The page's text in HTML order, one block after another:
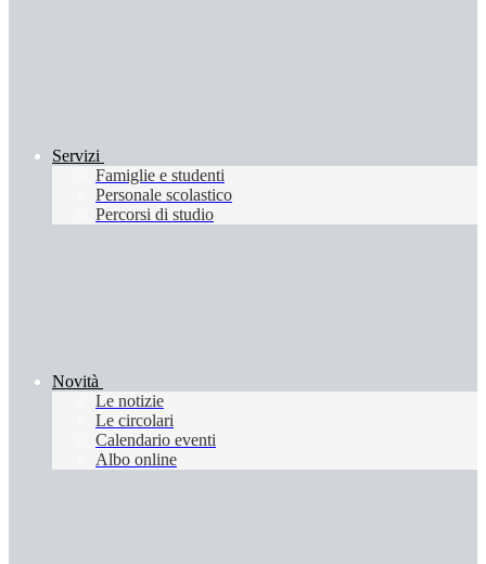
Servizi
Famiglie e studenti
Personale scolastico
Percorsi di studio
Novità
Le notizie
Le circolari
Calendario eventi
Albo online